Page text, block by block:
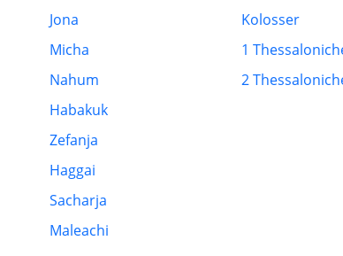
Jona
Micha
Nahum
Habakuk
Zefanja
Haggai
Sacharja
Maleachi
Kolosser
1
2